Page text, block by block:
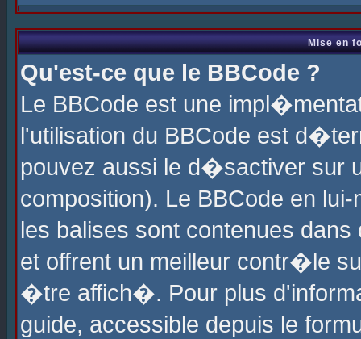
Mise en
Qu'est-ce que le BBCode ?
Le BBCode est une
l'utilisation du BBCode est
pouvez aussi le d�sactiver sur
composition). Le BBCode en
les balises sont contenues
et offrent un meilleur contr�le
�tre affich�. Pour plus
guide, accessible depuis le